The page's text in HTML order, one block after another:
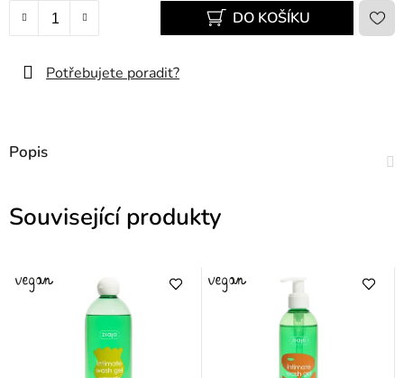
DO KOŠÍKU
Potřebujete poradit?
Popis
Související produkty